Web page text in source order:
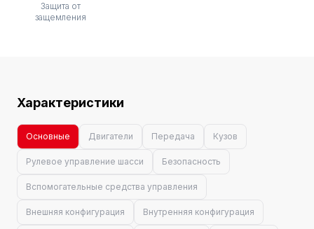
Защита от
защемления
Характеристики
Основные Двигатели Передача Кузов
Рулевое управление шасси Безопасность
Вспомогательные средства управления
Внешняя конфигурация Внутренняя конфигурация